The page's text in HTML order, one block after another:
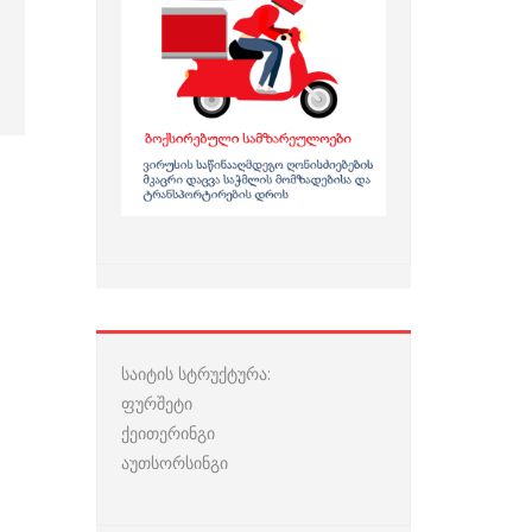
საიტის სტრუქტურა:
ფურშეტი
ქეითერინგი
აუთსორსინგი